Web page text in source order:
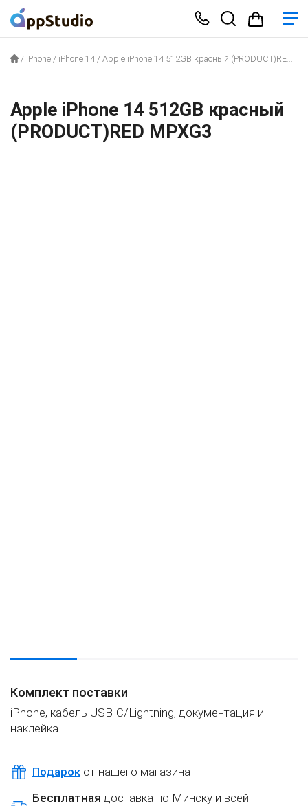
/ iPhone / iPhone 14/ Apple iPhone 14 512GB красный (PRODUCT)RED MPXG3
Apple iPhone 14 512GB красный
(PRODUCT)RED MPXG3
Комплект поставки
iPhone, кабель USB-C/Lightning, документация и
наклейка
Подарок от нашего магазина
Бесплатная доставка по Минску и всей